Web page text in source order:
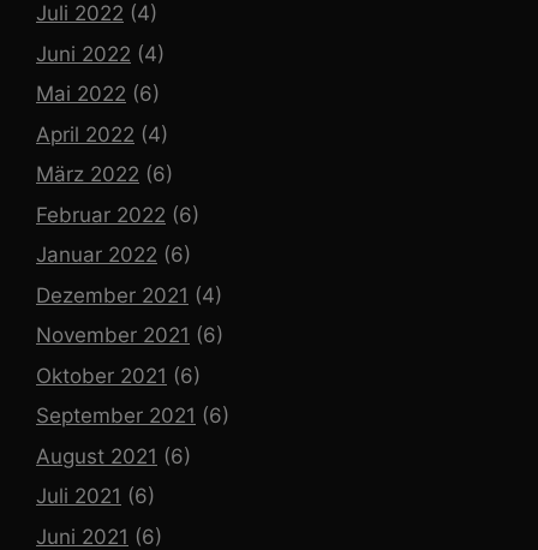
Juli 2022 (4)
Juni 2022 (4)
Mai 2022 (6)
April 2022 (4)
März 2022 (6)
Februar 2022 (6)
Januar 2022 (6)
Dezember 2021 (4)
November 2021 (6)
Oktober 2021 (6)
September 2021 (6)
August 2021 (6)
Juli 2021 (6)
Juni 2021 (6)